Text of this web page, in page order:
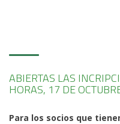
ABIERTAS LAS
HORAS, 17 DE
Para los socios que